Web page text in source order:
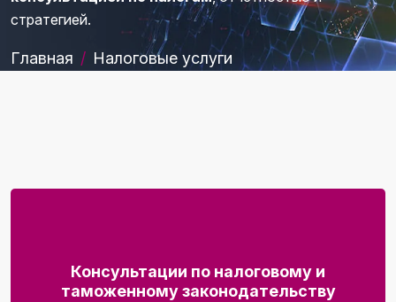
стратегией.
Главная Налоговые услуги
Консультации по налоговому и
таможенному законодательству